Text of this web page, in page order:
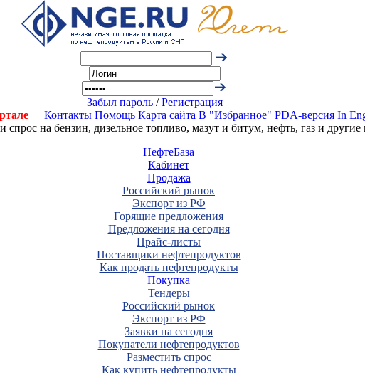
Забыл пароль/Регистрация
Контакты Помощь Карта сайта В "Избранное" PDA-версия In
на бензин, дизельное топливо, мазут и битум, нефть, газ и
НефтеБаза
Кабинет
Продажа
Российский рынок
Экспорт из РФ
Горящие предложения
Предложения на сегодня
Прайс-листы
Поставщики нефтепродуктов
Как продать нефтепродукты
Покупка
Тендеры
Российский рынок
Экспорт из РФ
Заявки на сегодня
Покупатели нефтепродуктов
Разместить спрос
Как купить нефтепродукты